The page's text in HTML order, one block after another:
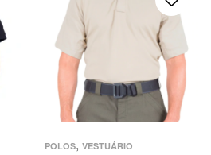
POLOS, VESTUÁRIO